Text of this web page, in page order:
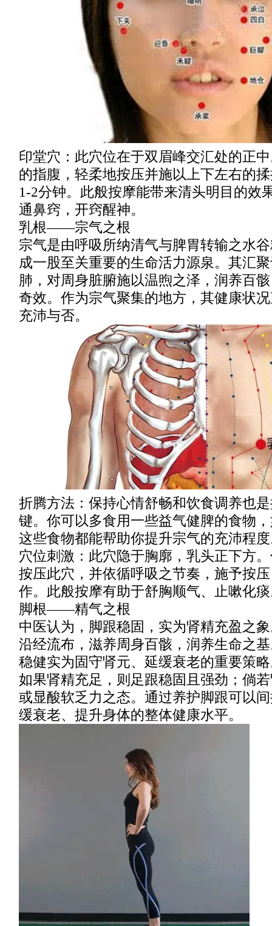
印堂穴：此穴位在于双眉峰交汇处的正
的指腹，轻柔地按压并施以上下左右的
1-2分钟。此般按摩能带来清头明目的效
通鼻窍，开窍醒神。
乳根——宗气之根
宗气是由呼吸所纳清气与脾胃转输之水
成一股至关重要的生命活力源泉。其汇
肺，对周身脏腑施以温煦之泽，润养百
奇效。作为宗气聚集的地方，其健康状
充沛与否。
折腾方法：保持心情舒畅和饮食调养也
键。你可以多食用一些益气健脾的食物
这些食物都能帮助你提升宗气的充沛程
穴位刺激：此穴隐于胸廓，乳头正下方
按压此穴，并依循呼吸之节奏，施予按
作。此般按摩有助于舒胸顺气、止嗽化
脚根——精气之根
中医认为，脚跟稳固，实为肾精充盈之
沿经流布，滋养周身百骸，润养生命之
稳健实为固守肾元、延缓衰老的重要策
如果肾精充足，则足跟稳固且强劲；倘
或显酸软乏力之态。通过养护脚跟可以
缓衰老、提升身体的整体健康水平。